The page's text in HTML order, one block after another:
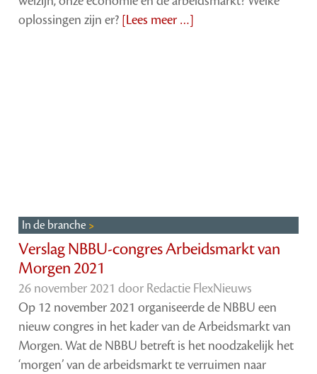
oplossingen zijn er? [Lees meer …]
In de branche
Verslag NBBU-congres Arbeidsmarkt van
Morgen 2021
26 november 2021 door Redactie FlexNieuws
Op 12 november 2021 organiseerde de NBBU een
nieuw congres in het kader van de Arbeidsmarkt van
Morgen. Wat de NBBU betreft is het noodzakelijk het
‘morgen’ van de arbeidsmarkt te verruimen naar